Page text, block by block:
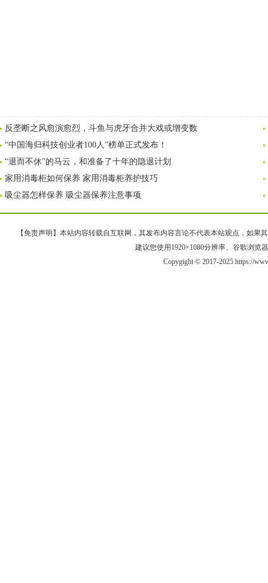
反垄断之风愈演愈烈，斗鱼与虎牙合并大戏或增变数
“中国海归科技创业者100人”榜单正式发布！
“退而不休”的马云，和准备了十年的隐退计划
家用消毒柜如何保养 家用消毒柜养护技巧
吸尘器怎样保养 吸尘器保养注意事项
【免责声明】本站内容转载自互联网，其发布内容言论不代表本站观点，如果
建议您使用1920×1080分辨率、谷歌浏览
Copygight © 2017-2025 https://